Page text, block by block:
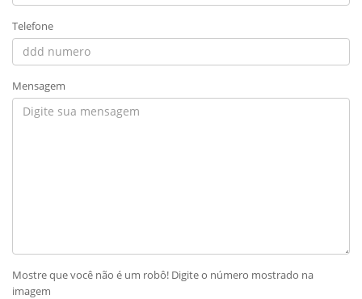
Telefone
Mensagem
Mostre que você não é um robô! Digite o número mostrado na
imagem